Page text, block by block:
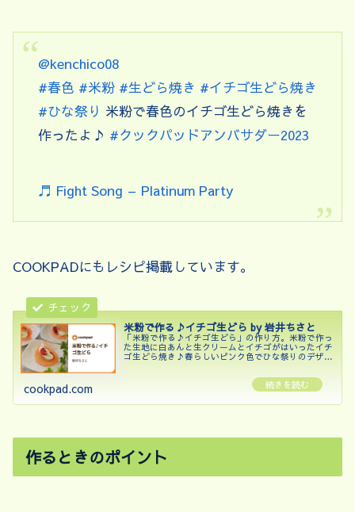
@kenchico08
#春色 #米粉 #生どら焼き #イチゴ生どら焼き
#ひな祭り 米粉で春色のイチゴ生どら焼きを
作ったよ♪ #クックパッドアンバサダー2023
♬ Fight Song – Platinum Party
COOKPADにもレシピ掲載しています。
米粉で作る♪イチゴ生どら by 岩井ちさと
「米粉で作る♪イチゴ生どら」の作り方。米粉で作っ
た生地に白あんと生クリームとイチゴがはいったイチ
ゴ生どら焼き♪春らしいピンク色でひな祭りのデザー
cookpad.com
作るときのポイント